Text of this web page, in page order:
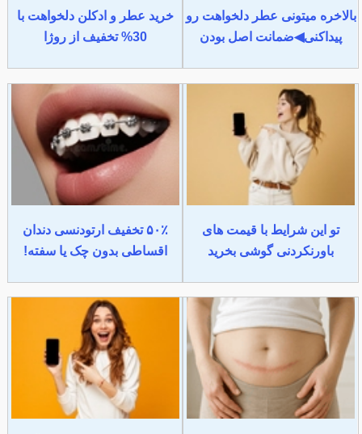
بالاخره میتونی عطر دلخواهت رو
پیداکنی◀ضمانت اصل بودن
خرید عطر و ادکلن دلخواهت با
30% تخفیف از روژا
تو این شرایط با قیمت های
باورنکردنی گوشی بخرید
۵۰٪ تخفیف ارتودنسی دندان
اقساطی بدون چک یا سفته!